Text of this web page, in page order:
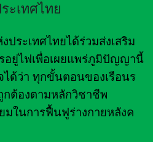
ะเทศไทย
ระเทศไทยได้ร่วมส่งเสริม
อยู่ไฟเพื่อเผยแพร่ภูมิปัญญานี้
ด้ว่า ทุกขั้นตอนของเรือนร
กต้องตามหลักวิชาชีพ
มในการฟื้นฟูร่างกายหลังค